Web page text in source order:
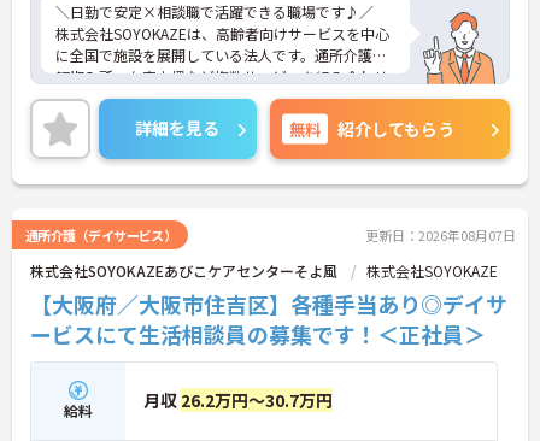
＼日勤で安定×相談職で活躍できる職場です♪／
株式会社SOYOKAZEは、高齢者向けサービスを中心
に全国で施設を展開している法人です。通所介護や
短期入所、在宅支援など複数サービスを組み合わせ
た体制を敷いており、地域のニーズに応じた支援を
行っています。医療機関や地域包括支援センターと
の連携も日常的で、利用者様の生活を多方面から支
える環境です。多職種が連携しながら相談から支援
まで一体的に対応しており、地域福祉を支えるやり
■ 日勤のみで無理なく働けます♪
生活リズムを整えながら働ける環境です。
・「8:30～17:30の日勤固定」で安定した勤務
・「残業月10時間以内」で無理なく働ける
・プライベート時間も大切にできる環境
→ 長く続けやすい働き方が叶います
■ 相談職＋現場連携でやりがい実感！
詳細を見る 無料 紹介してもらう
通所介護（デイサービス） 更新日：2026年08月07日
株式会社SOYOKAZEあびこケアセンターそよ風 株式会社SOYOKAZE
【大阪府／大阪市住吉区】各種手当あり◎デイサ
ービスにて生活相談員の募集です！＜正社員＞
給料 月収 26.2万円～30.7万円